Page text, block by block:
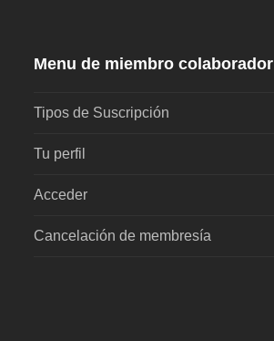
Menu de miembro colaborador
Tipos de Suscripción
Tu perfil
Acceder
Cancelación de membresía